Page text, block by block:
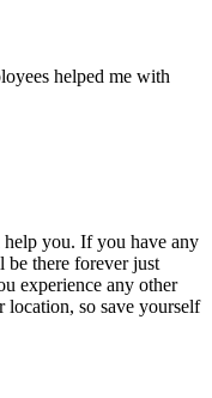
helped me with
help you. If you have any
be there forever just
experience any other
location, so save yourself